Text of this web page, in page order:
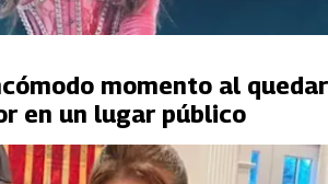
momento al quedar
en un lugar público